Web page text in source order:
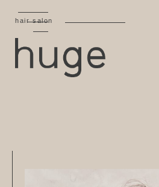
hair salon